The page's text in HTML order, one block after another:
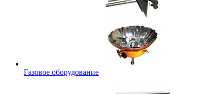
Газовое оборудование